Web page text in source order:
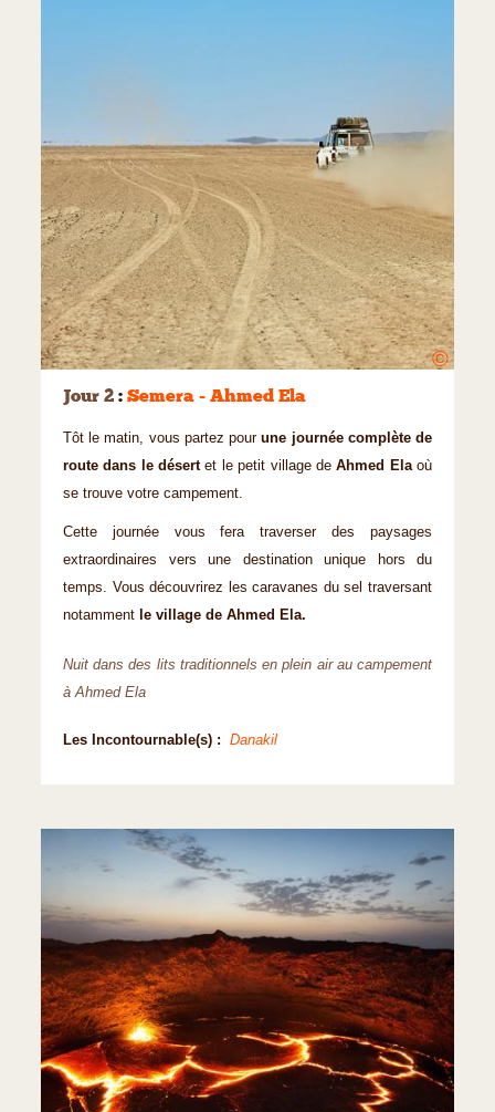
©
Jour 2 : Semera - Ahmed Ela
Tôt le matin, vous partez pourune journée complète de
route dans le désertet le petit village deAhmed Elaoù
se trouve votre campement.
Cette journée vous fera traverser des paysages
extraordinaires vers une destination unique hors du
temps. Vous découvrirez les caravanes du sel traversant
notamment le village de Ahmed Ela.
Nuit dans des lits traditionnels en plein air au campement
à Ahmed Ela
Les Incontournable(s) : Danakil